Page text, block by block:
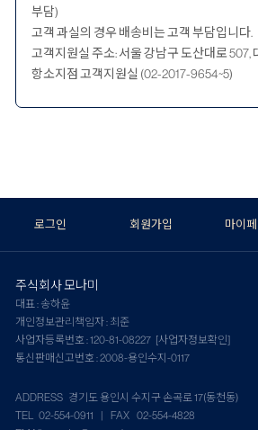
부담)
고객 과실의 경우 배송비는 고객 부담입니다.
고객지원실 주소: 서울 강남구 도산대로 507,
항소지점 고객지원실 (02-2017-9654~5)
로그인 회원가입 마이
주식회사 모나미
대표 : 송하윤
개인정보관리책임자 : 최준
사업자등록번호 : 120-81-08227 [사업자정보확인]
통신판매신고번호 : 2008-용인수지-0117
ADDRESS 경기도 용인시 수지구 손곡로 17(동천동)
TEL 02-554-0911 | FAX 02-554-4828